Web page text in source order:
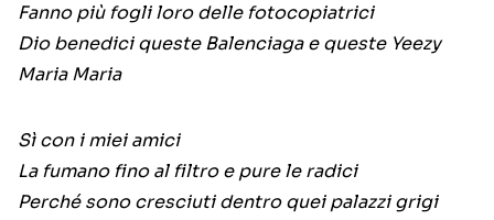
Fanno più fogli loro delle fotocopiatrici
Dio benedici queste Balenciaga e queste Yeezy
Maria Maria
Sì con i miei amici
La fumano fino al filtro e pure le radici
Perché sono cresciuti dentro quei palazzi grigi